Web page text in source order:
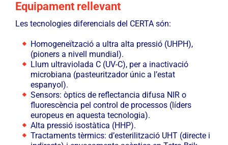
Equipament rellevant
Les tecnologies diferencials del CERTA són:
Homogeneïtzació a ultra alta pressió (UHPH),
(pioners a nivell mundial).
Llum ultraviolada C (UV-C), per a inactivació
microbiana (pasteuritzador únic a l’estat
espanyol).
Sensors: òptics de reflectancia difusa NIR o
fluorescència pel control de processos (líders
europeus en aquesta tecnologia).
Alta pressió isostàtica (HHP).
Tractaments tèrmics: d’esterilització UHT (directe i